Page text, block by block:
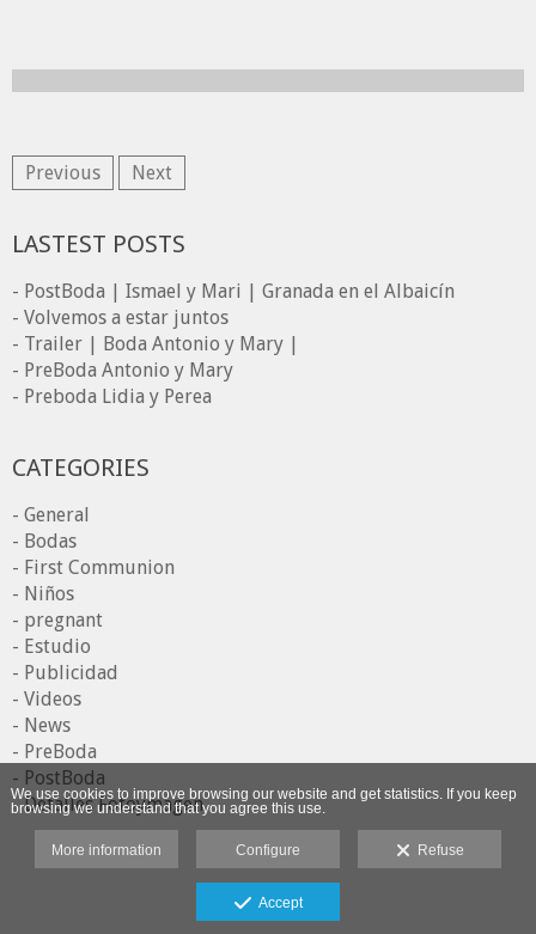
Previous Next
LASTEST POSTS
- PostBoda | Ismael y Mari | Granada en el Albaicín
- Volvemos a estar juntos
- Trailer | Boda Antonio y Mary |
- PreBoda Antonio y Mary
- Preboda Lidia y Perea
CATEGORIES
- General
- Bodas
- First Communion
- Niños
- pregnant
- Estudio
- Publicidad
- Videos
- News
- PreBoda
- PostBoda
- Detalles Fotoymagen
We use cookies to improve browsing our website and get statistics. If you keep
browsing we understand that you agree this use.
More information Configure Refuse
Accept